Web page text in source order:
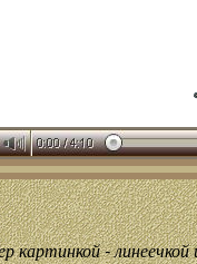
картинкой - линеечкой